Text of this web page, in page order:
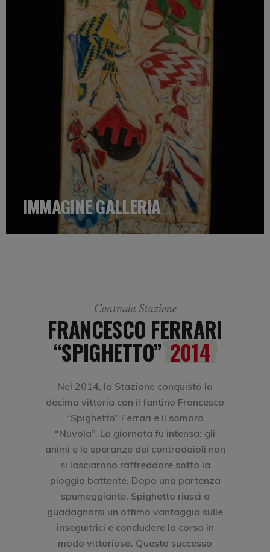
IMMAGINE GALLERIA
Contrada Stazione
FRANCESCO FERRARI
“SPIGHETTO” 2014
Nel 2014, la Stazione conquistò la
decima vittoria con il fantino Francesco
“Spighetto” Ferrari e il somaro
“Nuvola”. La giornata fu intensa: gli
animi e le speranze dei contradaioli non
si lasciarono raffreddare sotto la
pioggia battente. Dopo una partenza
spumeggiante, Spighetto riuscì a
guadagnarsi un ottimo vantaggio sulle
inseguitrici e concludere la corsa in
modo vittorioso. Questo successo